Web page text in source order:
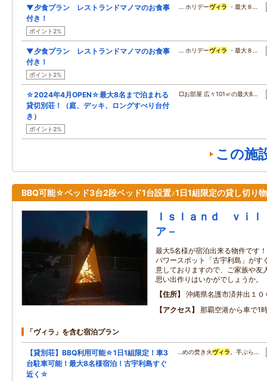
▼夕食プラン レストランドマノマのお食事
付き！
ポイント2%
… ホリデーヴィラ ・最大８…
▼夕食プラン レストランドマノマのお食事
付き！
ポイント2%
… ホリデーヴィラ ・最大８…
☆2024年4月OPEN☆最大8名まで泊まれる
貸切別荘！（庭、デッキ、ロングすべり台付
き）
ポイント2%
□お部屋 広々101㎡の最大8…
この施
BBQ可能☆ベッド3台2段ベッド1台設置♪1日1組限定の貸し切り
Ｉｓｌａｎｄ ｖｉ
ア－
最大5名様が宿泊出来る物件です
パワースポット「古宇利島」がす
意しておりますので、ご家族や友
思い出作りはいかがでしょうか。
住所
沖縄県名護市済井出１０
アクセス
那覇空港から車で1
「ヴィラ」を含む宿泊プラン
【貸別荘】BBQ利用可能☆1日1組限定！車3
台駐車可能！最大8名様宿泊！古宇利島すぐ
近く☆
…めの焚き火ヴィラ 。手ぶら…